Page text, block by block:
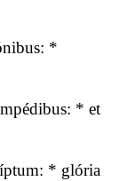
*
* et
* glória